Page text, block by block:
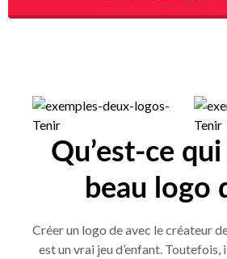
Qu’est-ce
beau logo
Créer un logo de avec le créateur
est un vrai jeu d’enfant.